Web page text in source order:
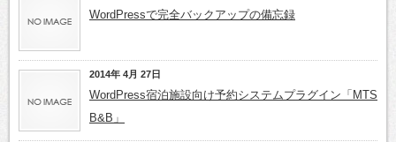
WordPressで完全バックアップの備忘録
2014年 4月 27日
WordPress宿泊施設向け予約システムプラグイン「MTS
B&B」